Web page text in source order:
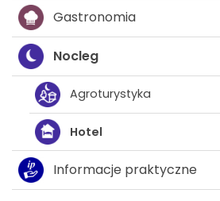
Gastronomia
Nocleg
Agroturystyka
Hotel
Informacje praktyczne